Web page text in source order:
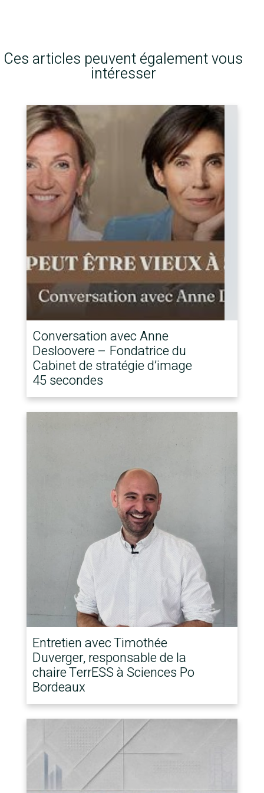
Ces articles peuvent également vous
intéresser
Conversation avec Anne
Desloovere – Fondatrice du
Cabinet de stratégie d’image
45 secondes
Entretien avec Timothée
Duverger, responsable de la
chaire TerrESS à Sciences Po
Bordeaux